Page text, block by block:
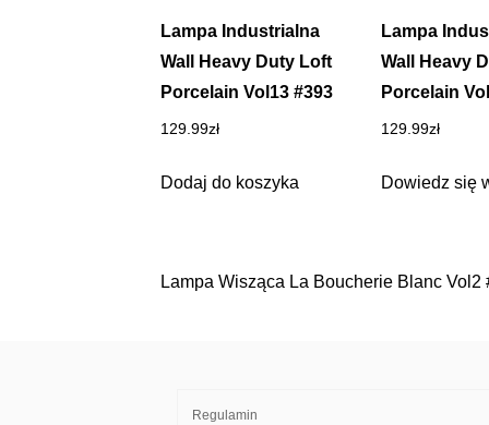
Lampa Industrialna
Wall Heavy Duty Loft
Porcelain Vol13 #393
129.99zł
Dodaj do koszyka
Lampa
Wall Heavy
Porcelain
129.99zł
Dowiedz się
Nawigacja
Lampa Wisząca La Boucherie Blanc Vol2
Regulamin